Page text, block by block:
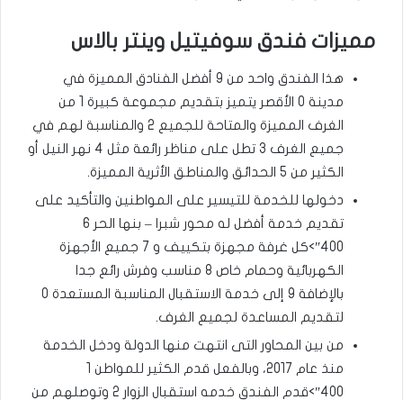
مميزات فندق سوفيتيل وينتر بالاس
هذا الفندق واحد من 9 أفضل الفنادق المميزة في
مدينة 0 الأقصر يتميز بتقديم مجموعة كبيرة 1 من
الغرف المميزة والمتاحة للجميع 2 والمناسبة لهم في
جميع الغرف 3 تطل على مناظر رائعة مثل 4 نهر النيل أو
الكثير من 5 الحدائق والمناطق الأثرية المميزة.
دخولها للخدمة للتيسير على المواطنين والتأكيد على
تقديم خدمة أفضل له محور شبرا – بنها الحر 6
400″>كل غرفة مجهزة بتكييف و 7 جميع الأجهزة
الكهربائية وحمام خاص 8 مناسب وفرش رائع جدا
بالإضافة 9 إلى خدمة الاستقبال المناسبة المستعدة 0
لتقديم المساعدة لجميع الغرف.
من بين المحاور التى انتهت منها الدولة ودخل الخدمة
منذ عام 2017، وبالفعل قدم الكثير للمواطن 1
400″>قدم الفندق خدمه استقبال الزوار 2 وتوصلهم من